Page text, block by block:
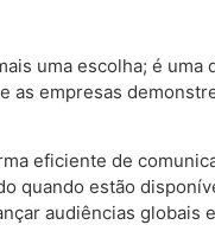
uma escolha; é
empresas
eficiente de
quando estão
audiências globais